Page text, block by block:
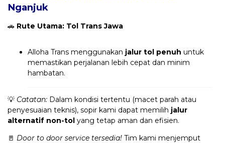
Nganjuk
🚗 Rute Utama: Tol Trans Jawa
Alloha Trans menggunakan jalur tol penuh untuk
memastikan perjalanan lebih cepat dan minim
hambatan.
💡 Catatan: Dalam kondisi tertentu (macet parah atau
penyesuaian teknis), sopir kami dapat memilih jalur
alternatif non-tol yang tetap aman dan efisien.
🚪 Door to door service tersedia! Tim kami menjemput